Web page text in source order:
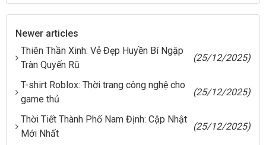
Newer articles
Thiên Thần Xinh: Vẻ Đẹp Huyền Bí Ngập
Tràn Quyến Rũ
(25/12/2025)
T-shirt Roblox: Thời trang công nghệ cho
game thủ
(25/12/2025)
Thời Tiết Thành Phố Nam Định: Cập Nhật
Mới Nhất
(25/12/2025)